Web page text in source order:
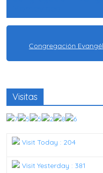
Congregación
Visitas
Visit Today : 204
Visit Yesterday : 381